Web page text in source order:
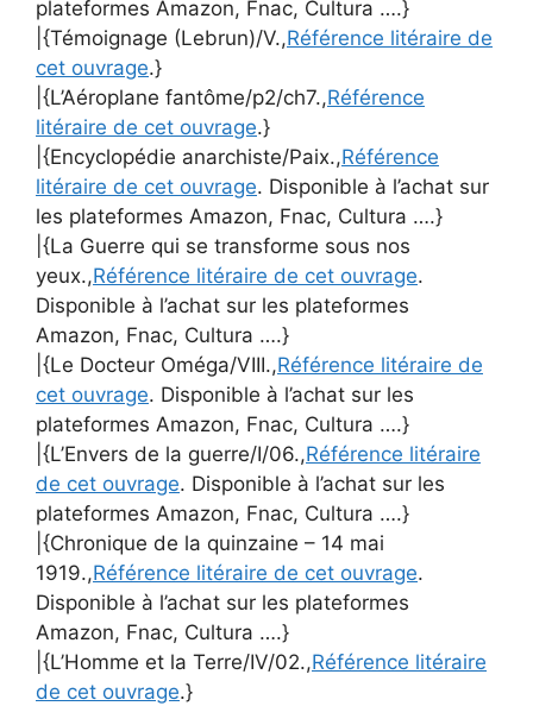
plateformes Amazon, Fnac, Cultura ….}
|{Témoignage (Lebrun)/V.,Référence litéraire de
cet ouvrage.}
|{L’Aéroplane fantôme/p2/ch7.,Référence
litéraire de cet ouvrage.}
|{Encyclopédie anarchiste/Paix.,Référence
litéraire de cet ouvrage. Disponible à l’achat sur
les plateformes Amazon, Fnac, Cultura ….}
|{La Guerre qui se transforme sous nos
yeux.,Référence litéraire de cet ouvrage.
Disponible à l’achat sur les plateformes
Amazon, Fnac, Cultura ….}
|{Le Docteur Oméga/VIII.,Référence litéraire de
cet ouvrage. Disponible à l’achat sur les
plateformes Amazon, Fnac, Cultura ….}
|{L’Envers de la guerre/I/06.,Référence litéraire
de cet ouvrage. Disponible à l’achat sur les
plateformes Amazon, Fnac, Cultura ….}
|{Chronique de la quinzaine – 14 mai
1919.,Référence litéraire de cet ouvrage.
Disponible à l’achat sur les plateformes
Amazon, Fnac, Cultura ….}
|{L’Homme et la Terre/IV/02.,Référence litéraire
de cet ouvrage.}